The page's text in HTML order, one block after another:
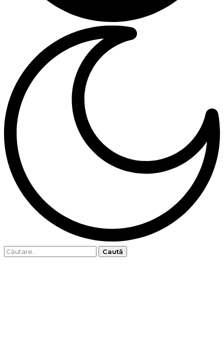
Caută